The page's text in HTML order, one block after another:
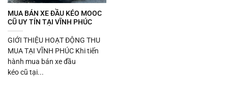
MUA BÁN XE ĐẦU KÉO MOOC
CŨ UY TÍN TẠI VĨNH PHÚC
GIỚI THIỆU HOẠT ĐỘNG THU
MUA TẠI VĨNH PHÚC Khi tiến
hành mua bán xe đầu
kéo cũ tại...